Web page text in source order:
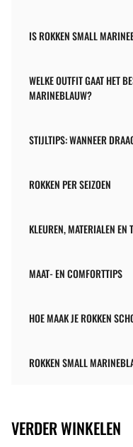
IS ROKKEN SMALL
WELKE OUTFIT GAAT HET
MARINEBLAUW?
STIJLTIPS: WANNEER
ROKKEN PER SEIZOEN
KLEUREN, MATERIALEN EN
MAAT- EN COMFORTTIPS
HOE MAAK JE ROKKEN
ROKKEN SMALL
VERDER WINKELEN